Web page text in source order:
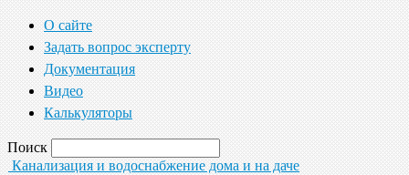
О сайте
Задать вопрос эксперту
Документация
Видео
Калькуляторы
Поиск
Канализация и водоснабжение дома и на даче